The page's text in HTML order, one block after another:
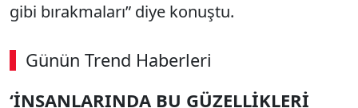
gibi bırakmaları” diye konuştu.
Günün Trend Haberleri
‘İNSANLARINDA BU GÜZELLİKLERİ